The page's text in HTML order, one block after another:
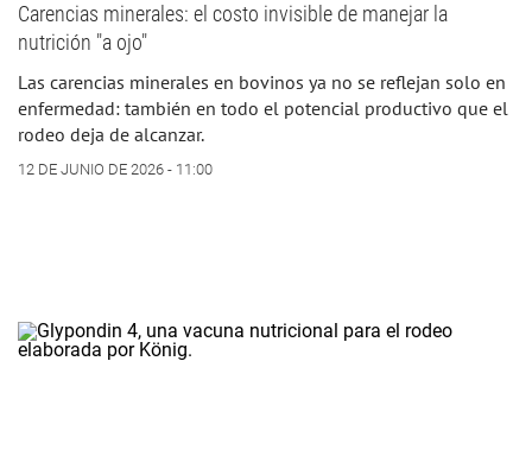
Carencias minerales: el costo invisible de manejar la
nutrición "a ojo"
Las carencias minerales en bovinos ya no se reflejan solo en
enfermedad: también en todo el potencial productivo que el
rodeo deja de alcanzar.
12 DE JUNIO DE 2026 - 11:00